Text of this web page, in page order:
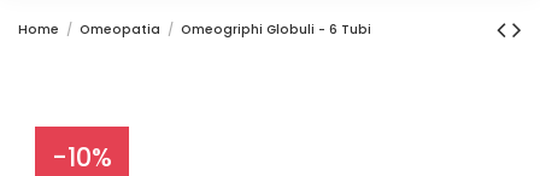
Home Omeopatia Omeogriphi Globuli - 6 Tubi
-10%